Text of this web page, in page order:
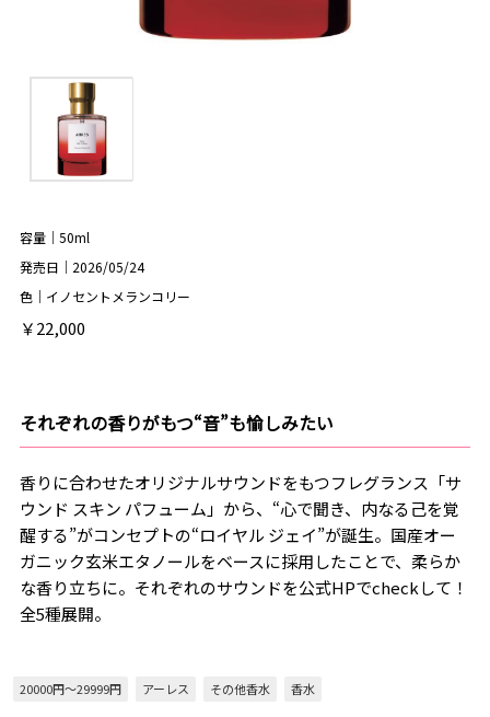
容量｜50ml
発売日｜2026/05/24
色｜イノセントメランコリー
￥22,000
それぞれの香りがもつ“音”も愉しみたい
香りに合わせたオリジナルサウンドをもつフレグランス「サ
ウンド スキン パフューム」から、“心で聞き、内なる己を覚
醒する”がコンセプトの“ロイヤル ジェイ”が誕生。国産オー
ガニック玄米エタノールをベースに採用したことで、柔らか
な香り立ちに。それぞれのサウンドを公式HPでcheckして！
全5種展開。
20000円～29999円 アーレス その他香水 香水